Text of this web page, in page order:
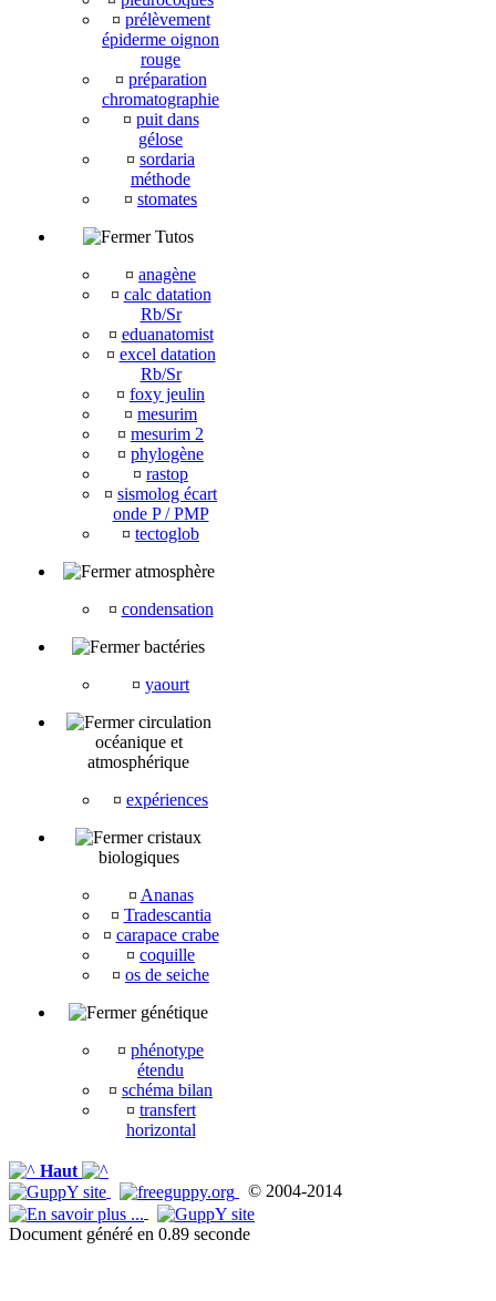
¤ prélèvement
épiderme oignon
rouge
¤ préparation
chromatographie
¤ puit dans
gélose
¤ sordaria
méthode
¤ stomates
Tutos
¤ anagène
¤ calc datation
Rb/Sr
¤ eduanatomist
¤ excel datation
Rb/Sr
¤ foxy jeulin
¤ mesurim
¤ mesurim 2
¤ phylogène
¤ rastop
¤ sismolog écart
onde P / PMP
¤ tectoglob
atmosphère
¤ condensation
bactéries
¤ yaourt
circulation
océanique et
atmosphérique
¤ expériences
cristaux
biologiques
¤ Ananas
¤ Tradescantia
¤ carapace crabe
¤ coquille
¤ os de seiche
génétique
¤ phénotype
étendu
¤ schéma bilan
¤ transfert
horizontal
Haut
© 2004-2014
Document généré en 0.89 seconde